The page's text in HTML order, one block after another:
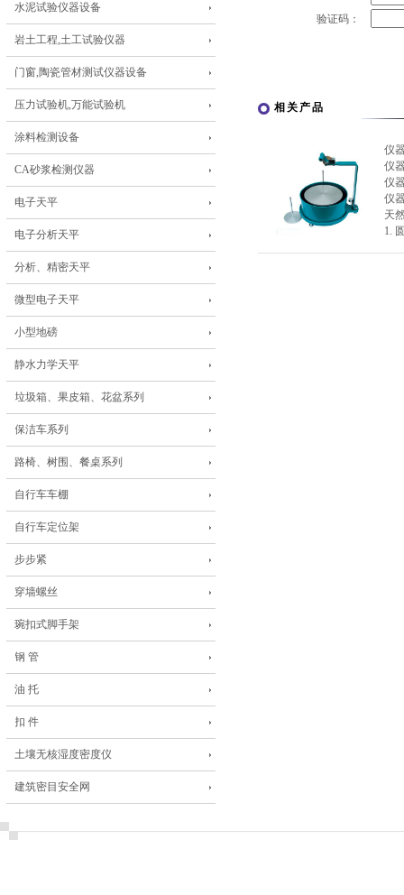
水泥试验仪器设备
岩土工程,土工试验仪器
门窗,陶瓷管材测试仪器设备
压力试验机,万能试验机
涂料检测设备
CA砂浆检测仪器
电子天平
电子分析天平
分析、精密天平
微型电子天平
小型地磅
静水力学天平
垃圾箱、果皮箱、花盆系列
保洁车系列
路椅、树围、餐桌系列
自行车车棚
自行车定位架
步步紧
穿墙螺丝
琬扣式脚手架
钢 管
油 托
扣 件
土壤无核湿度密度仪
建筑密目安全网
验证码：
相关产品
仪
仪
仪
仪
天
1.